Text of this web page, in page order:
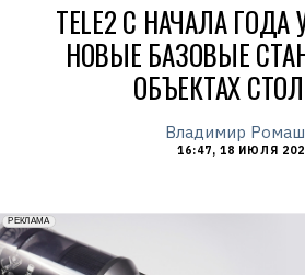
TELE2 С НАЧАЛА
НОВЫЕ БАЗОВЫЕ
ОБЪЕКТАХ
Владимир
16:47, 18 ИЮЛЯ
erid: 2VfnxxmNzs5
РЕКЛАМА